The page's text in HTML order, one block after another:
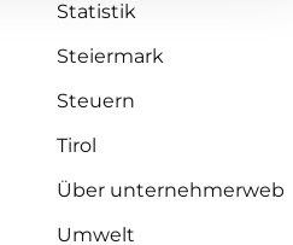
Statistik
Steiermark
Steuern
Tirol
Über unternehmerweb
Umwelt